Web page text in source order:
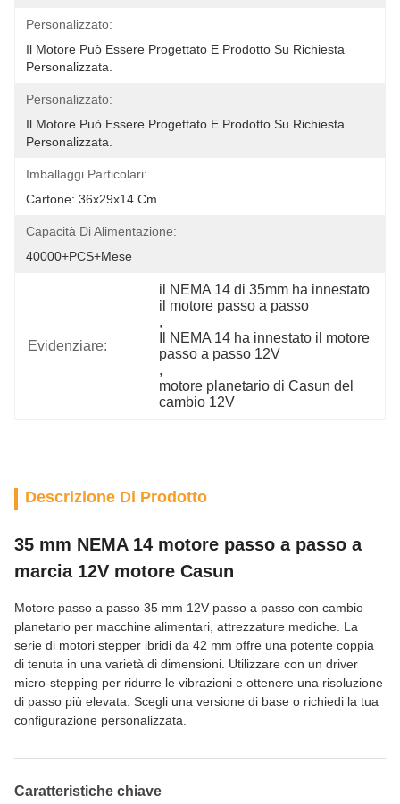
Personalizzato:
Il Motore Può Essere Progettato E Prodotto Su Richiesta
Personalizzata.
Personalizzato:
Il Motore Può Essere Progettato E Prodotto Su Richiesta
Personalizzata.
Imballaggi Particolari:
Cartone: 36x29x14 Cm
Capacità Di Alimentazione:
40000+PCS+Mese
Evidenziare:
il NEMA 14 di 35mm ha innestato
il motore passo a passo
,
Il NEMA 14 ha innestato il motore
passo a passo 12V
,
motore planetario di Casun del
cambio 12V
Descrizione Di Prodotto
35 mm NEMA 14 motore passo a passo a
marcia 12V motore Casun
Motore passo a passo 35 mm 12V passo a passo con cambio
planetario per macchine alimentari, attrezzature mediche. La
serie di motori stepper ibridi da 42 mm offre una potente coppia
di tenuta in una varietà di dimensioni. Utilizzare con un driver
micro-stepping per ridurre le vibrazioni e ottenere una risoluzione
di passo più elevata. Scegli una versione di base o richiedi la tua
configurazione personalizzata.
Caratteristiche chiave